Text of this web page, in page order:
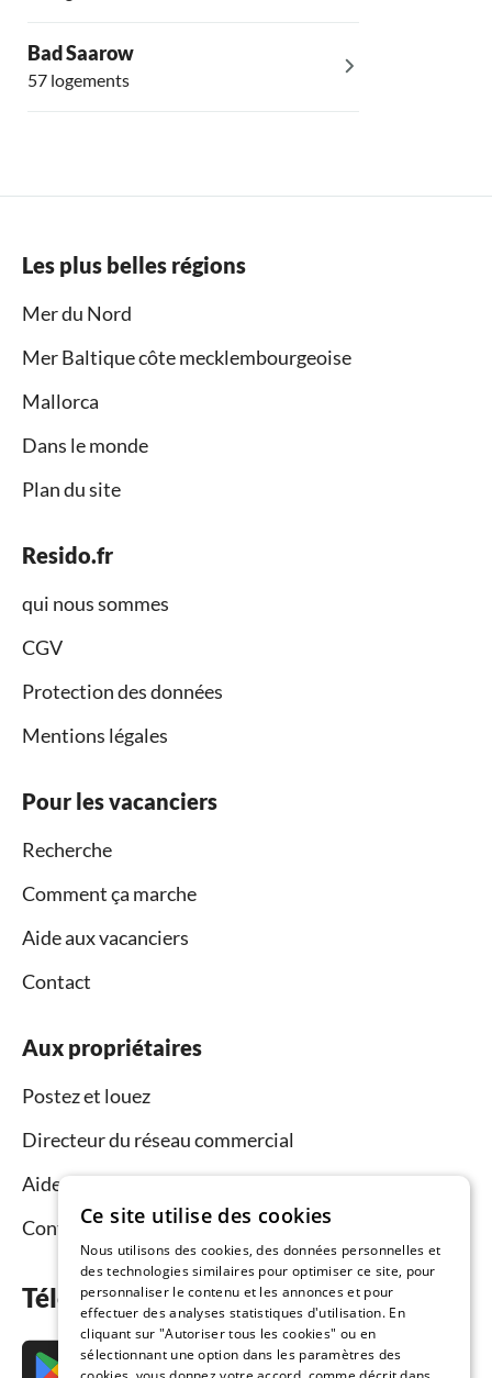
Bad Saarow
57 logements
Les plus belles régions
Mer du Nord
Mer Baltique côte mecklembourgeoise
Mallorca
Dans le monde
Plan du site
Resido.fr
qui nous sommes
CGV
Protection des données
Mentions légales
Pour les vacanciers
Recherche
Comment ça marche
Aide aux vacanciers
Contact
Aux propriétaires
Postez et louez
Directeur du réseau commercial
Aide aux propriétaires
Contact
Téléchargez l’application maintenant
Ce site utilise des cookies
Nous utilisons des cookies, des données personnelles et
des technologies similaires pour optimiser ce site, pour
personnaliser le contenu et les annonces et pour
effectuer des analyses statistiques d'utilisation. En
cliquant sur "Autoriser tous les cookies" ou en
sélectionnant une option dans les paramètres des